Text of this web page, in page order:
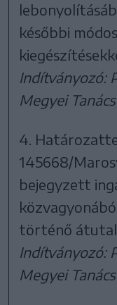
későbbi
Indítványozó:
Megyei
4.
145668/
bejegyzett
történő
Indítványozó:
Megyei